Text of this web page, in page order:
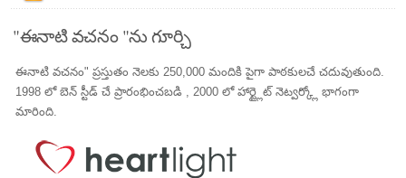
"ఈనాటి వచనం "ను గూర్చి
ఈనాటి వచనం" ప్రస్తుతం నెలకు 250,000 మందికి పైగా పాఠకులచే చదువుతుంది.
1998 లో బెన్ స్టీడ్ చే ప్రారంభించబడి , 2000 లో హార్ట్లైట్ నెట్వర్క్లో భాగంగా
మారింది.